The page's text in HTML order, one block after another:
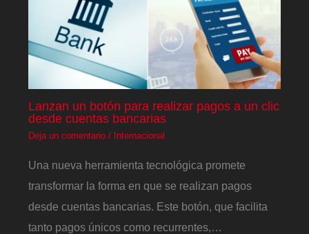
Lanzan un botón para realizar pagos a un clic
desde cuentas bancarias
Deja un comentario / Internacional
Una nueva herramienta tecnológica promete
transformar la forma en que se realizan pagos
desde cuentas bancarias. Este botón, que facilita
tanto pagos únicos como recurrentes,…